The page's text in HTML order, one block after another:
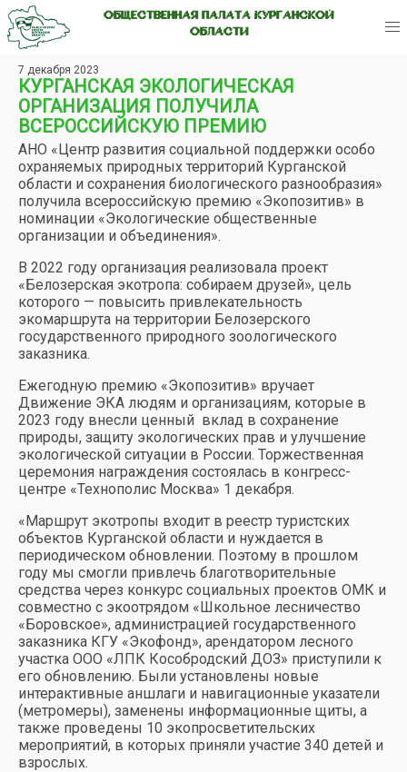
ОБЩЕСТВЕННАЯ ПАЛАТА КУРГАНСКОЙ
ОБЛАСТИ
7 декабря 2023
КУРГАНСКАЯ ЭКОЛОГИЧЕСКАЯ
ОРГАНИЗАЦИЯ ПОЛУЧИЛА
ВСЕРОССИЙСКУЮ ПРЕМИЮ
АНО «Центр развития социальной поддержки особо
охраняемых природных территорий Курганской
области и сохранения биологического разнообразия»
получила всероссийскую премию «Экопозитив» в
номинации «Экологические общественные
организации и объединения».
В 2022 году организация реализовала проект
«Белозерская экотропа: собираем друзей», цель
которого — повысить привлекательность
экомаршрута на территории Белозерского
государственного природного зоологического
заказника.
Ежегодную премию «Экопозитив» вручает
Движение ЭКА людям и организациям, которые в
2023 году внесли ценный вклад в сохранение
природы, защиту экологических прав и улучшение
экологической ситуации в России. Торжественная
церемония награждения состоялась в конгресс-
центре «Технополис Москва» 1 декабря.
«Маршрут экотропы входит в реестр туристских
объектов Курганской области и нуждается в
периодическом обновлении. Поэтому в прошлом
году мы смогли привлечь благотворительные
средства через конкурс социальных проектов ОМК и
совместно с экоотрядом «Школьное лесничество
«Боровское», администрацией государственного
заказника КГУ «Экофонд», арендатором лесного
участка ООО «ЛПК Кособродский ДОЗ» приступили к
его обновлению. Были установлены новые
интерактивные аншлаги и навигационные указатели
(метромеры), заменены информационные щиты, а
также проведены 10 экопросветительских
мероприятий, в которых приняли участие 340 детей и
взрослых.